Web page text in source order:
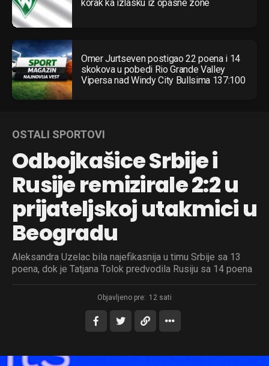
korak ka izlasku iz opasne zone
Omer Jurtseven postigao 22 poena i 14
skokova u pobedi Rio Grande Valley
Vipersa nad Windy City Bullsima 137:100
OSTALI SPORTOVI
Odbojkašice Srbije i
Rusije remizirale 2:2 u
prijateljskoj utakmici u
Beogradu
Aleksandra Uzelac bila najefikasnija u timu Srbije sa 13
poena, dok je Tatjana Tolok predvodila Rusiju sa 14 poena
Objavljeno pre: 12 sati